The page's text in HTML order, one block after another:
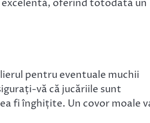
excelentă, oferind totodată un
pentru eventuale muchii
vă că jucăriile sunt
fi înghițite. Un covor moale